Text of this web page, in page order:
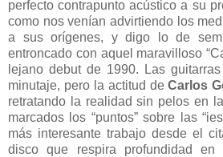
perfecto contrapunto acústico a su
como nos venían advirtiendo los
a sus orígenes, y digo lo de
entroncado con aquel maravilloso
lejano debut de 1990. Las
minutaje, pero la actitud deCarlos
retratando la realidad sin pelos en
marcados los “puntos” sobre las
más interesante trabajo desde el
disco que respira profundidad en